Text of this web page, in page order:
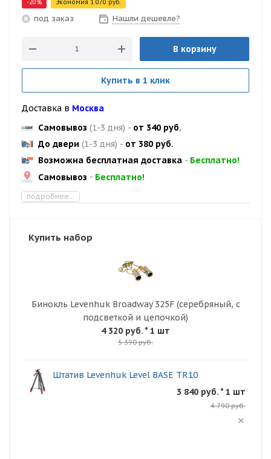
-20% Экономия 1 070 руб.
под заказ Нашли дешевле?
В корзину
Купить в 1 клик
Доставка в Москва
Самовывоз (1-3 дня) - от 340 руб.
До двери (1-3 дня) - от 380 руб.
Возможна бесплатная доставка - Бесплатно!
Самовывоз - Бесплатно!
подробнее...
Купить набор
Бинокль Levenhuk Broadway 325F (серебряный, с
подсветкой и цепочкой)
4 320 руб. * 1 шт
5 390 руб.
Штатив Levenhuk Level BASE TR10
3 840 руб. * 1 шт
4 790 руб.